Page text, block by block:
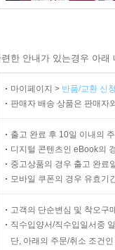
한 안내가 있는경우 아
마이페이지 > 반품/교환 신
판매자 배송 상품은 판매자
출고 완료 후 10일 이내의
디지털 콘텐츠인 eBook의
중고상품의 경우 출고 완료
모바일 쿠폰의 경우 유효기
고객의 단순변심 및 착오구
직수입양서/직수입일서중
단, 아래의 주문/취소 조건